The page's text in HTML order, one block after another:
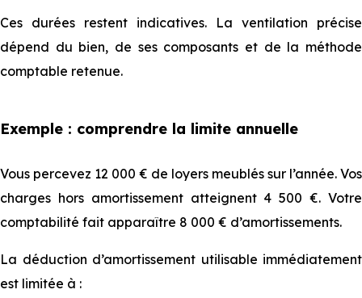
Ces durées restent indicatives. La ventilation précise
dépend du bien, de ses composants et de la méthode
comptable retenue.
Exemple : comprendre la limite annuelle
Vous percevez 12 000 € de loyers meublés sur l’année. Vos
charges hors amortissement atteignent 4 500 €. Votre
comptabilité fait apparaître 8 000 € d’amortissements.
La déduction d’amortissement utilisable immédiatement
est limitée à :